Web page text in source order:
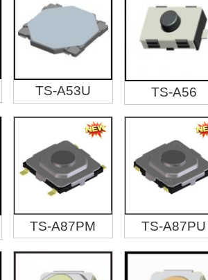
TS-A53U TS-A56
TS-A87PM TS-A87PU